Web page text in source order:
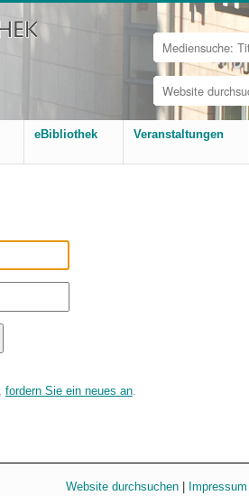
Website
durchsuchen
Erweiterte
Suche…
eBibliothek Veranstaltungen
fordern Sie ein neues an.
Website durchsuchen Impressum